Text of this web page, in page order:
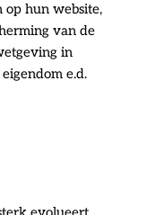
op hun website,
van de
in
e.d.